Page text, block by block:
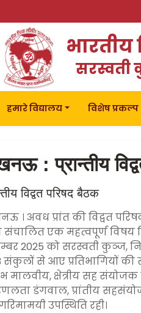
भारतीय
सरस्वती
हमारे विद्यालय विशेष प्रकल्प
: प्रान्तीय
विद्वत परिषद बैठक
। अवध प्रांत की विद्वत परिषद
संचालित एक महत्वपूर्ण विषय
2025 को सरस्वती
संकुलों से आए प्रतिभागियों की
मालवीय, क्षेत्रीय सह संयोजक
डंगवाल, प्रांतीय
उपस्थिति रही।